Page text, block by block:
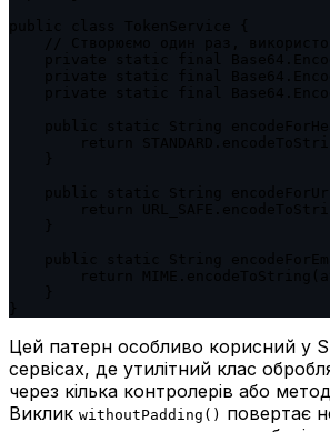
// Створюємо один раз,
private static final
private static final
private static final
return
public static String
Цей патерн особливо корисний у
сервісах, де утилітний клас
через кілька контролерів або
Виклик withoutPadding() повертає